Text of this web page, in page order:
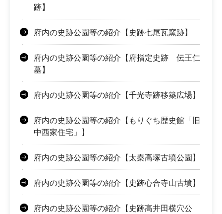
跡】
府内の史跡公園等の紹介【史跡七尾瓦窯跡】
府内の史跡公園等の紹介【府指定史跡 伝王仁
墓】
府内の史跡公園等の紹介【千光寺跡移築広場】
府内の史跡公園等の紹介【もりぐち歴史館「旧
中西家住宅」】
府内の史跡公園等の紹介【太秦高塚古墳公園】
府内の史跡公園等の紹介【史跡心合寺山古墳】
府内の史跡公園等の紹介【史跡高井田横穴公